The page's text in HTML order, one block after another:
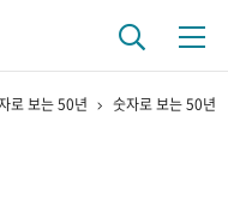
로 보는 50년 숫자로 보는 50년